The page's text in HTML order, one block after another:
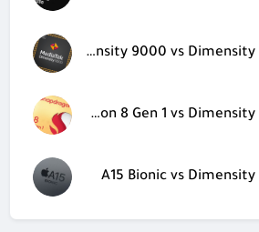
Dimensity 9000 vs Dimensity 9000 Plus
Snapdragon 8 Gen 1 vs Dimensity 9000 Plus
A15 Bionic vs